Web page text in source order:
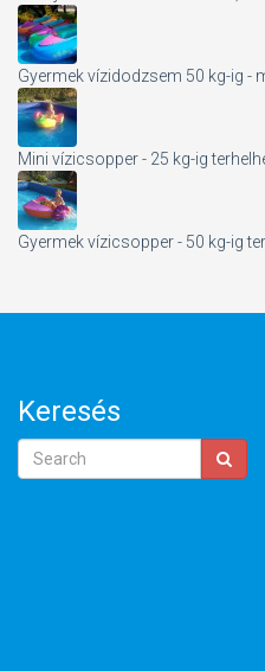
Gyermek vízidodzsem 50 kg-ig -
Mini vízicsopper - 25 kg-ig
Gyermek vízicsopper - 50 kg-ig
Keresés